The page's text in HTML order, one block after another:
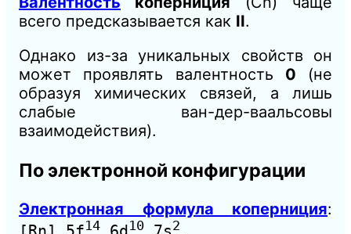
всего предсказывается как II.
Однако из-за уникальных свойств он
может проявлять валентность 0 (не
образуя химических связей, а лишь
слабые ван-дер-ваальсовы
взаимодействия).
По электронной конфигурации
Электронная формула коперниция:
14 10 2